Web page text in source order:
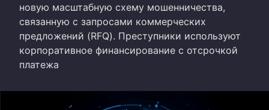
новую масштабную схему мошенничества,
связанную с запросами коммерческих
предложений (RFQ). Преступники используют
корпоративное финансирование с отсрочкой
платежа